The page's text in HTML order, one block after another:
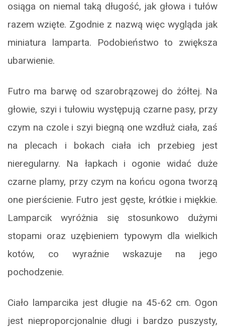
osiąga on niemal taką długość, jak głowa i tułów
razem wzięte. Zgodnie z nazwą więc wygląda jak
miniatura lamparta. Podobieństwo to zwiększa
ubarwienie.
Futro ma barwę od szarobrązowej do żółtej. Na
głowie, szyi i tułowiu występują czarne pasy, przy
czym na czole i szyi biegną one wzdłuż ciała, zaś
na plecach i bokach ciała ich przebieg jest
nieregularny. Na łapkach i ogonie widać duże
czarne plamy, przy czym na końcu ogona tworzą
one pierścienie. Futro jest gęste, krótkie i miękkie.
Lamparcik wyróżnia się stosunkowo dużymi
stopami oraz uzębieniem typowym dla wielkich
kotów, co wyraźnie wskazuje na jego
pochodzenie.
Ciało lamparcika jest długie na 45-62 cm. Ogon
jest nieproporcjonalnie długi i bardzo puszysty,